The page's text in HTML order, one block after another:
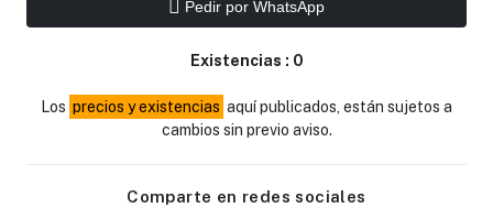
Pedir por WhatsApp
Existencias : 0
Los precios y existencias aquí publicados, están sujetos a
cambios sin previo aviso.
Comparte en redes sociales